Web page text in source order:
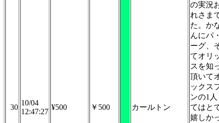
30
10/04
12:47:27
¥500 ￥500 カールトン
の実況
れさま
た。か
んにパ
ーグ、
てオリ
スを知
頂いて
ックス
ンの1
てはと
嬉しか